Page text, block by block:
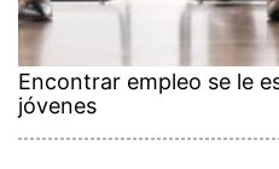
Encontrar empleo se le
jóvenes